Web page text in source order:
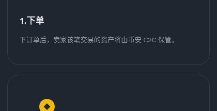
1.下单
下订单后，卖家该笔交易的资产将由币安 C2C 保管。